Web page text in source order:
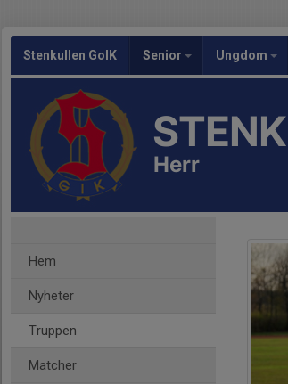
Stenkullen GoIK Senior Ungdom
Herr
Hem
Nyheter
Truppen
Matcher